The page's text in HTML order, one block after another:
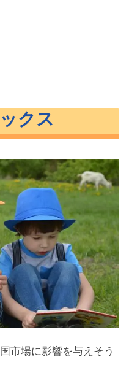
クス
市場に影響を与えそう